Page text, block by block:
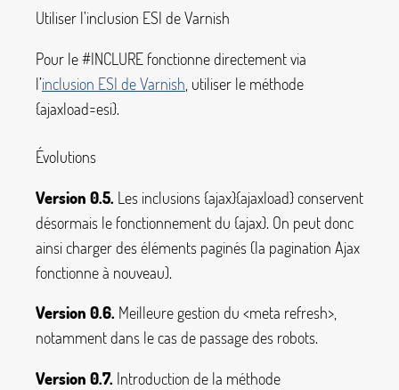
Utiliser l’inclusion ESI de Varnish
Pour le#INCLURE fonctionne directement via
l’inclusion ESI de Varnish , utiliser le méthode
{ajaxload=esi}.
Évolutions
Version 0.5. Les inclusions{ajax}{ajaxload}conservent
désormais le fonctionnement du {ajax}. On peut donc
ainsi charger des éléments paginés (la pagination Ajax
fonctionne à nouveau).
Version 0.6. Meilleure gestion du <meta refresh>
notamment dans le cas de passage des robots.
Version 0.7. Introduction de la méthode